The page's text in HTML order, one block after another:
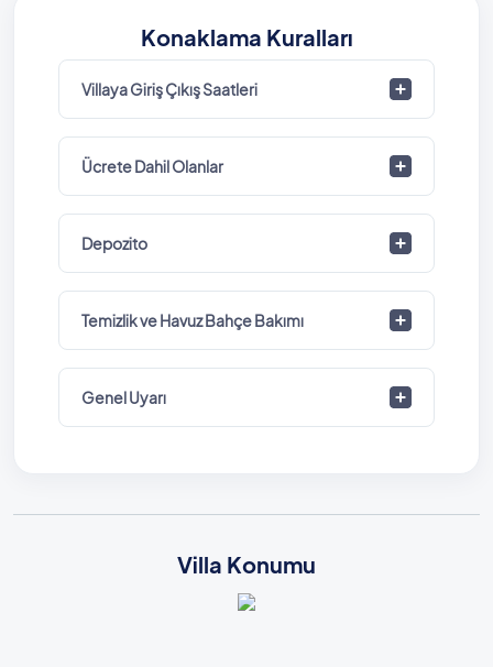
Konaklama Kuralları
Villaya Giriş Çıkış Saatleri
Ücrete Dahil Olanlar
Depozito
Temizlik ve Havuz Bahçe Bakımı
Genel Uyarı
Villa Konumu